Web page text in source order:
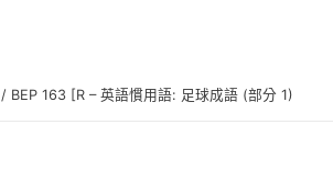
/ BEP 163 [R – 英語慣用語: 足球成語 (部分 1)